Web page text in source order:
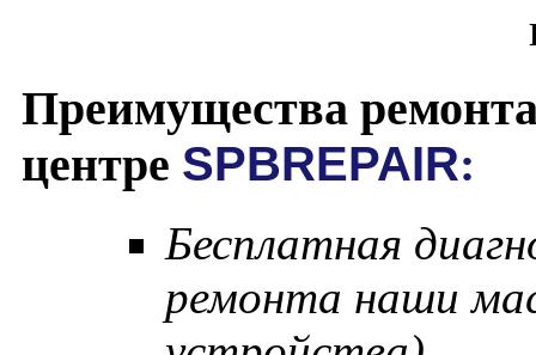
Преимущества
центре SPBREPAIR:
Бесплатная
ремонта наши